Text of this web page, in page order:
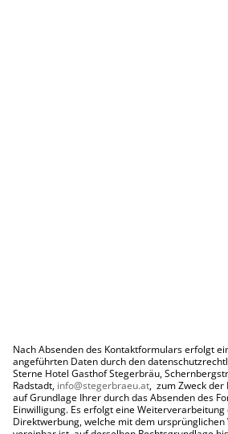
Nach Absenden des Kontaktformulars erfolgt
angeführten Daten durch den
Sterne Hotel Gasthof Stegerbräu,
Radstadt, info@stegerbraeu.at, zum Zweck der
auf Grundlage Ihrer durch das Absenden des
Einwilligung. Es erfolgt eine
Direktwerbung, welche mit dem ursprünglichen